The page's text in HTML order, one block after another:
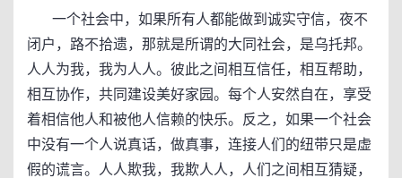
一个社会中，如果所有人都能做到诚实守信，夜不
闭户，路不拾遗，那就是所谓的大同社会，是乌托邦。
人人为我，我为人人。彼此之间相互信任，相互帮助，
相互协作，共同建设美好家园。每个人安然自在，享受
着相信他人和被他人信赖的快乐。反之，如果一个社会
中没有一个人说真话，做真事，连接人们的纽带只是虚
假的谎言。人人欺我，我欺人人，人们之间相互猜疑，